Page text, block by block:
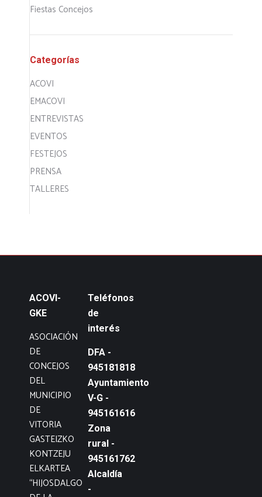
Fiestas Concejos
Categorías
ACOVI
EMACOVI
ENTREVISTAS
EVENTOS
FESTEJOS
PRENSA
TALLERES
ACOVI-
GKE
ASOCIACIÓN
DE
CONCEJOS
DEL
MUNICIPIO
DE
VITORIA
GASTEIZKO
KONTZEJU
ELKARTEA
“HIJOSDALGO
Teléfonos
de
interés
DFA -
945181818
Ayuntamiento
V-G -
945161616
Zona
rural -
945161762
Alcaldía
-